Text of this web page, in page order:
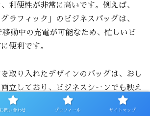
利便性が非常に高いです。例えば、
ラフィック」のビジネスバッグは、
動中の充電が可能なため、忙しいビ
便利です。
取り入れたデザインのバッグは、おし
立しており、ビジネスシーンでも映え
す。
お問い合わせ プロフィール サイトマップ